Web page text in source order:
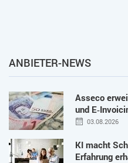
ANBIETER-NEWS
Asseco
und
03.08.2026
KI macht
Erfahrung